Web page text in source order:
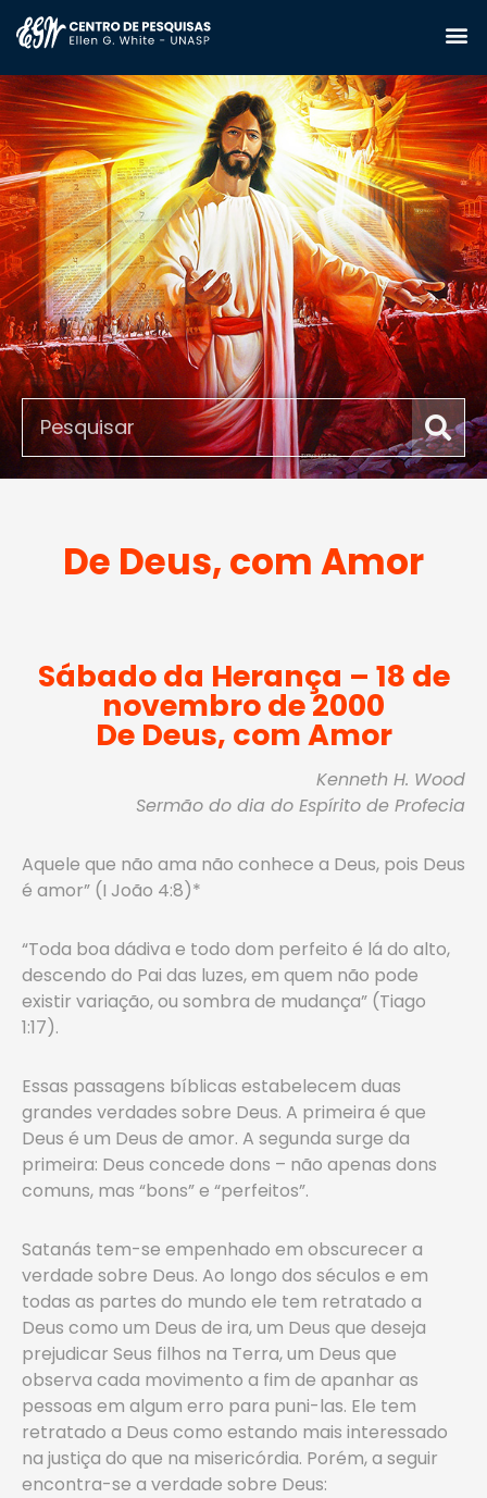
De Deus, com Amor
Sábado da Herança – 18 de
novembro de 2000
De Deus, com Amor
Kenneth H. Wood
Sermão do dia do Espírito de Profecia
Aquele que não ama não conhece a Deus, pois Deus
é amor” (I João 4:8)*
“Toda boa dádiva e todo dom perfeito é lá do alto,
descendo do Pai das luzes, em quem não pode
existir variação, ou sombra de mudança” (Tiago
1:17).
Essas passagens bíblicas estabelecem duas
grandes verdades sobre Deus. A primeira é que
Deus é um Deus de amor. A segunda surge da
primeira: Deus concede dons – não apenas dons
comuns, mas “bons” e “perfeitos”.
Satanás tem-se empenhado em obscurecer a
verdade sobre Deus. Ao longo dos séculos e em
todas as partes do mundo ele tem retratado a
Deus como um Deus de ira, um Deus que deseja
prejudicar Seus filhos na Terra, um Deus que
observa cada movimento a fim de apanhar as
pessoas em algum erro para puni-las. Ele tem
retratado a Deus como estando mais interessado
na justiça do que na misericórdia. Porém, a seguir
encontra-se a verdade sobre Deus: